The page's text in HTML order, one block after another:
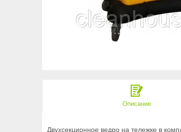
Описание
Двухсекционное ведро на тележке в